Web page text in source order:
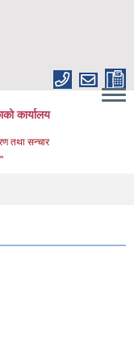
कार्यालय
तथा सन्चार